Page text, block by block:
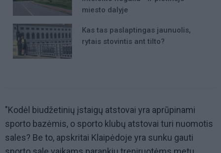
miesto dalyje
Kas tas paslaptingas jaunuolis,
rytais stovintis ant tilto?
"Kodėl biudžetinių įstaigų atstovai yra aprūpinami
sporto bazėmis, o sporto klubų atstovai turi nuomotis
sales? Be to, apskritai Klaipėdoje yra sunku gauti